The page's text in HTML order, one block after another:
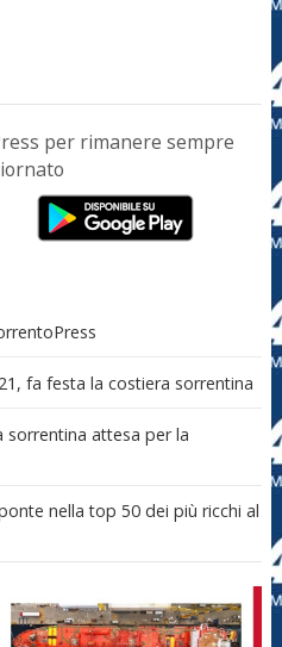
per rimanere sempre
fa festa la costiera sorrentina
sorrentina attesa per la
nella top 50 dei più ricchi al